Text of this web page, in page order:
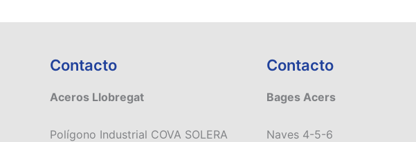
Contacto
Aceros Llobregat
Polígono Industrial COVA SOLERA
Contacto
Bages Acers
Naves 4-5-6